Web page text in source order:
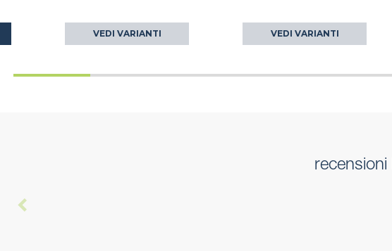
VEDI VARIANTI VEDI VARIANTI
recensioni